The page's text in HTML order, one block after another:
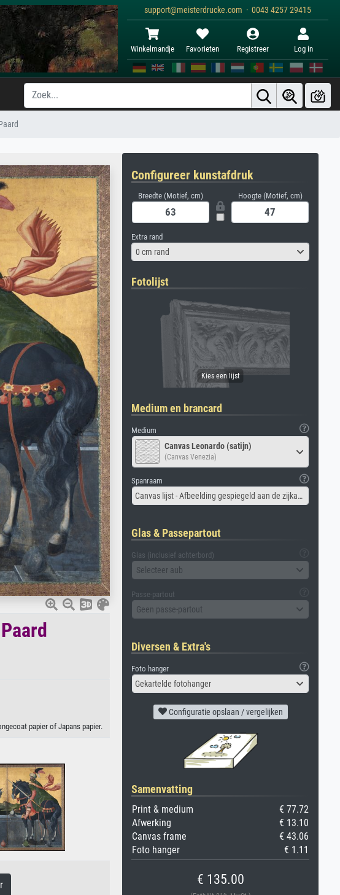
support@meisterdrucke.com · 0043 4257 29415
Winkelmandje Favorieten Registreer Log in
papier of Japans papier.
Configureer kunstafdruk
Breedte (Motief, cm) Hoogte (Motief, cm)
Extra rand
0 cm rand
Fotolijst
Medium en brancard
Medium
Canvas Leonardo (satijn)
(Canvas Venezia)
Spanraam
Canvas lijst - Afbeelding gespiegeld aan de zijkant
Glas & Passepartout
Glas (inclusief achterbord)
Selecteer aub
Passe-partout
Geen passe-partout
Diversen & Extra's
Foto hanger
Gekartelde fotohanger
Configuratie opslaan / vergelijken
Samenvatting
Print & medium
€ 77.72
Afwerking
€ 13.10
Canvas frame
€ 43.06
Foto hanger
€ 1.11
€ 135.00